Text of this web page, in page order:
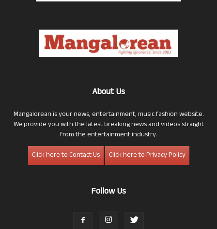
About Us
Mangalorean is your news, entertainment, music fashion website.
We provide you with the latest breaking news and videos straight
from the entertainment industry.
Click here to Contact Us
Click here to Privacy Policy
Follow Us